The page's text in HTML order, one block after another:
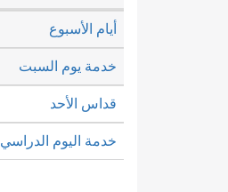
خدمة يوم السبت
قداس الأحد
أيام الأسبوع
خدمة اليوم الدراسي